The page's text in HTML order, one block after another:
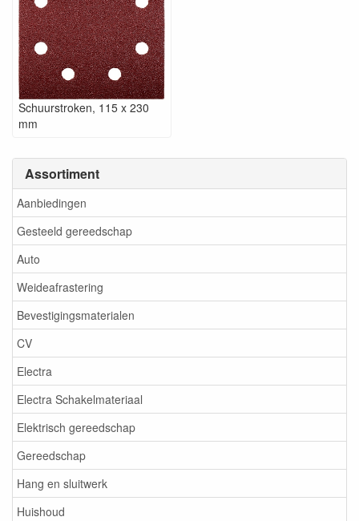
Assortiment
Aanbiedingen
Gesteeld gereedschap
Auto
Weideafrastering
Bevestigingsmaterialen
CV
Electra
Electra Schakelmateriaal
Elektrisch gereedschap
Gereedschap
Hang en sluitwerk
Huishoud
Schuurstroken, 115 x 230
mm